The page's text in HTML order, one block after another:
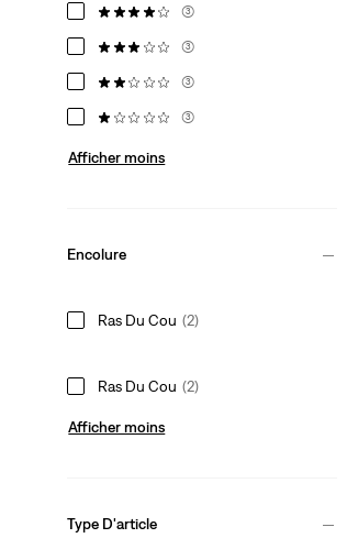
(3)
(3)
(3)
(3)
Afficher moins
Encolure
Ras Du Cou (2)
Ras Du Cou (2)
Afficher moins
Type D'article